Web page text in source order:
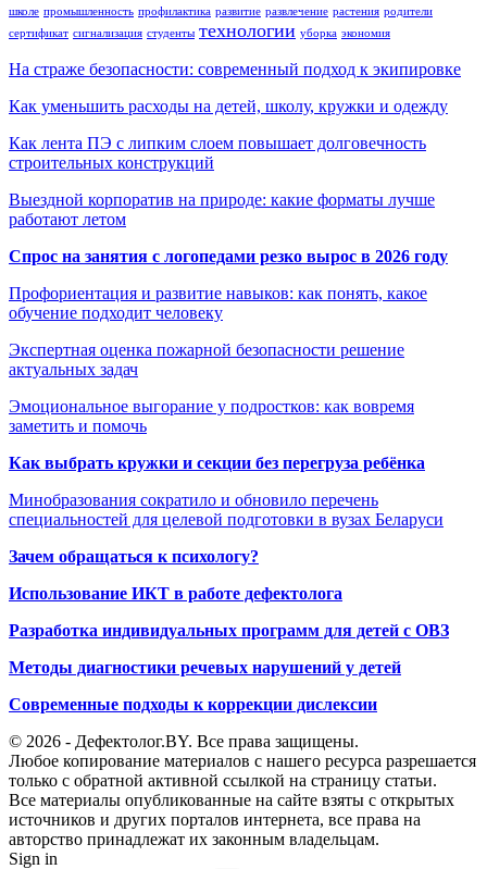
школе промышленность профилактика развитие развлечение растения родители
сертификат сигнализация студенты технологии уборка экономия
На страже безопасности: современный подход к экипировке
Как уменьшить расходы на детей, школу, кружки и одежду
Как лента ПЭ с липким слоем повышает долговечность
строительных конструкций
Выездной корпоратив на природе: какие форматы лучше
работают летом
Спрос на занятия с логопедами резко вырос в 2026 году
Профориентация и развитие навыков: как понять, какое
обучение подходит человеку
Экспертная оценка пожарной безопасности решение
актуальных задач
Эмоциональное выгорание у подростков: как вовремя
заметить и помочь
Как выбрать кружки и секции без перегруза ребёнка
Минобразования сократило и обновило перечень
специальностей для целевой подготовки в вузах Беларуси
Зачем обращаться к психологу?
Использование ИКТ в работе дефектолога
Разработка индивидуальных программ для детей с ОВЗ
Методы диагностики речевых нарушений у детей
Современные подходы к коррекции дислексии
© 2026 - Дефектолог.BY. Все права защищены.
Любое копирование материалов с нашего ресурса разрешается
только с обратной активной ссылкой на страницу статьи.
Все материалы опубликованные на сайте взяты с открытых
источников и других порталов интернета, все права на
авторство принадлежат их законным владельцам.
Sign in